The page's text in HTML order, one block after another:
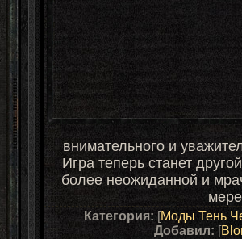
внимательного и
Игра теперь станет
более неожиданной и
Категория: [Моды Тень
Добавил: [